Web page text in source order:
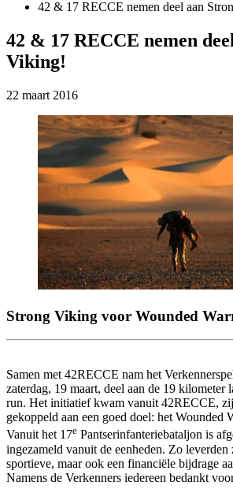
42 & 17 RECCE nemen deel aan
42 & 17 RECCE nemen
Viking!
22 maart 2016
Strong Viking voor Wounded
Samen met 42RECCE nam het
zaterdag, 19 maart, deel aan de 19 kilometer
run. Het initiatief kwam vanuit 42RECCE, zij
gekoppeld aan een goed doel: het Wounded
Vanuit het 17e Pantserinfanteriebataljon is
ingezameld vanuit de eenheden. Zo leverden
sportieve, maar ook een financiële bijdrage
Namens de Verkenners iedereen bedankt